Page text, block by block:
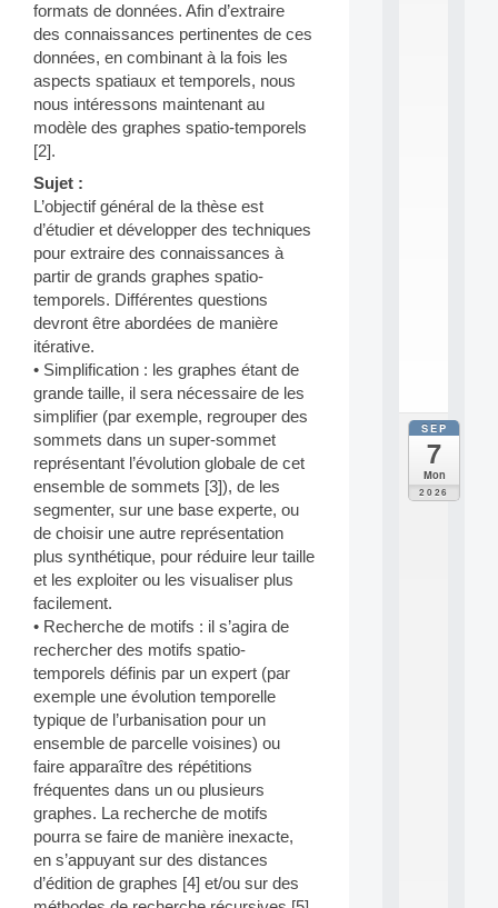
formats de données. Afin d’extraire
des connaissances pertinentes de ces
données, en combinant à la fois les
aspects spatiaux et temporels, nous
nous intéressons maintenant au
modèle des graphes spatio-temporels
[2].
Sujet :
L’objectif général de la thèse est
d’étudier et développer des techniques
pour extraire des connaissances à
partir de grands graphes spatio-
temporels. Différentes questions
devront être abordées de manière
itérative.
• Simplification : les graphes étant de
grande taille, il sera nécessaire de les
simplifier (par exemple, regrouper des
sommets dans un super-sommet
représentant l’évolution globale de cet
ensemble de sommets [3]), de les
segmenter, sur une base experte, ou
de choisir une autre représentation
plus synthétique, pour réduire leur taille
et les exploiter ou les visualiser plus
facilement.
• Recherche de motifs : il s’agira de
rechercher des motifs spatio-
temporels définis par un expert (par
exemple une évolution temporelle
typique de l’urbanisation pour un
ensemble de parcelle voisines) ou
faire apparaître des répétitions
fréquentes dans un ou plusieurs
graphes. La recherche de motifs
pourra se faire de manière inexacte,
en s’appuyant sur des distances
d’édition de graphes [4] et/ou sur des
SEP
7
Mon
2026